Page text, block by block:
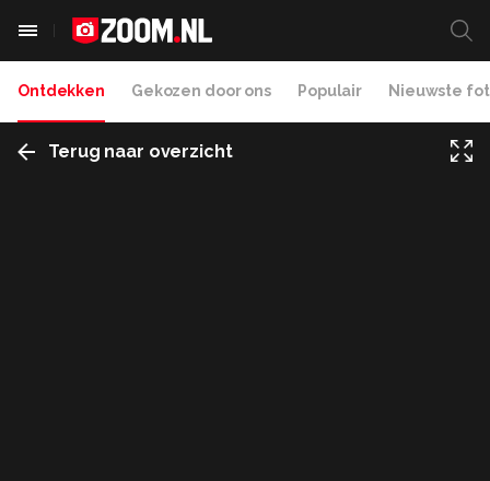
Ontdekken Gekozen door ons Populair Nieuwste
Terug naar overzicht